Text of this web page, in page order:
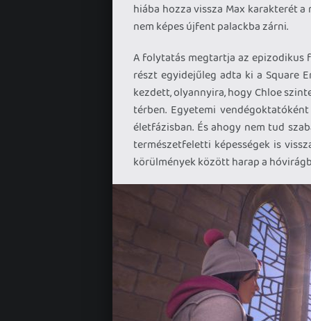
hiába hozza vissza Max karakterét
nem képes újfent palackba zárni.
A folytatás megtartja az epizodikus
részt egyidejűleg adta ki a Square
kezdett, olyannyira, hogy Chloe
térben. Egyetemi
életfázisban. És ahogy nem tud
természetfeletti képességek is
körülmények között harap a